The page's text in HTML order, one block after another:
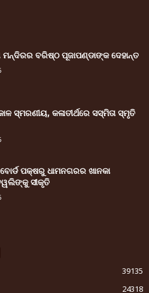
ବରିଷ୍ଠ ପୂଜାପଣ୍ଡାଙ୍କ ଦେହାନ୍ତ
ସ୍ମରଣୀୟ, କଳାତୀର୍ଥରେ ସସ୍ମିତା ସ୍ମୃତି
ପକ୍ଷରୁ ଧାମନଗରର ଖାନକା
ସୀକୃତି
39135
24318